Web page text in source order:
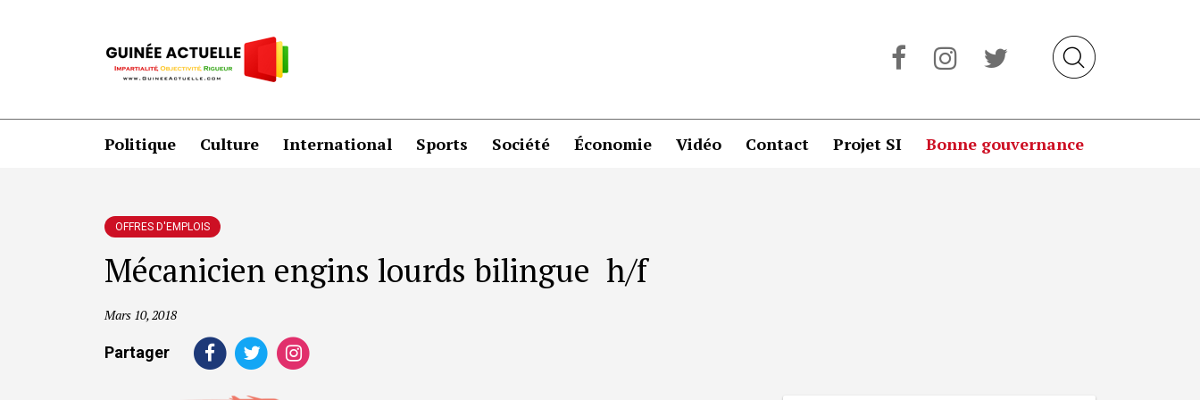
Politique Culture International Sports Société Économie Vidéo Contact Projet SI Bonne gouvernance
OFFRES D'EMPLOIS
Mécanicien engins lourds bilingue h/f
Mars 10, 2018
Partager